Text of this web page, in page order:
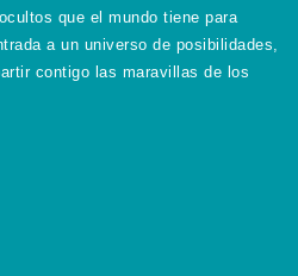
que el mundo tiene para
a un universo de posibilidades,
contigo las maravillas de los